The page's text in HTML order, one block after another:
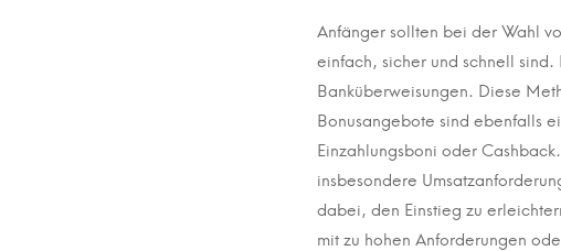
Anfänger sollten bei der Wahl
einfach, sicher und schnell
Banküberweisungen. Diese
Bonusangebote sind ebenfalls
Einzahlungsboni oder
insbesondere
dabei, den Einstieg zu
mit zu hohen Anforderungen